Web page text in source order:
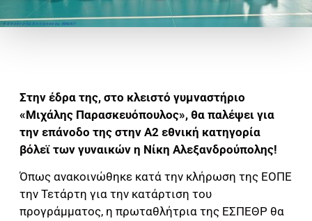
Στην έδρα της, στο κλειστό γυμναστήριο
«Μιχάλης Παρασκευόπουλος», θα παλέψει για
την επάνοδο της στην Α2 εθνική κατηγορία
βόλεϊ των γυναικών η Νίκη Αλεξανδρούπολης!
Όπως ανακοινώθηκε κατά την κλήρωση της ΕΟΠΕ
την Τετάρτη για την κατάρτιση του
προγράμματος, η πρωταθλήτρια της ΕΣΠΕΘΡ θα